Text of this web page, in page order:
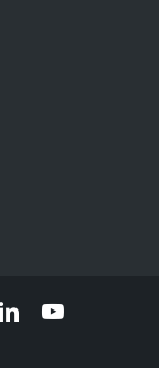
linkedinyoutube